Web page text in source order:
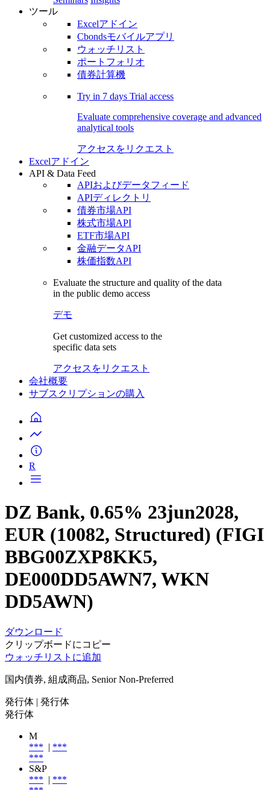
ツール
Excelアドイン
Cbondsモバイルアプリ
ウォッチリスト
ポートフォリオ
債券計算機
Try in 7 days Trial access
Evaluate comprehensive coverage and advanced
analytical tools
アクセスをリクエスト
Excelアドイン
API & Data Feed
APIおよびデータフィード
APIディレクトリ
債券市場API
株式市場API
ETF市場API
金融データAPI
株価指数API
Evaluate the structure and quality of the data
in the public demo access
デモ
Get customized access to the
specific data sets
アクセスをリクエスト
会社概要
サブスクリプションの購入
R
DZ Bank, 0.65% 23jun2028,
EUR (10082, Structured) (FIGI
BBG00ZXP8KK5,
DE000DD5AWN7, WKN
DD5AWN)
ダウンロード
クリップボードにコピー
ウォッチリストに追加
国内債券, 組成商品, Senior Non-Preferred
発行体 | 発行体
発行体
M
*** | ***
***
S&P
*** | ***